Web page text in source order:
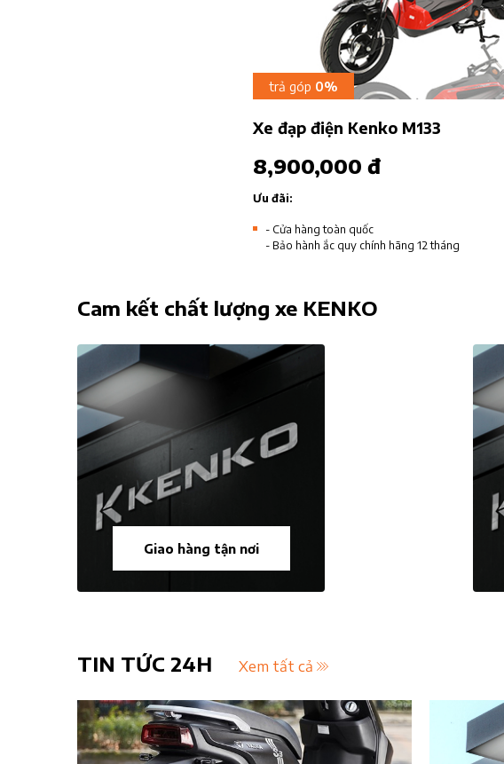
trả góp 0%
Xe đạp điện Kenko M133
8,900,000 đ
Ưu đãi:
- Cửa hàng toàn quốc
- Bảo hành ắc quy chính hãng 12 tháng
Cam kết chất lượng xe KENKO
Giao hàng tận nơi
TIN TỨC 24H Xem tất cả